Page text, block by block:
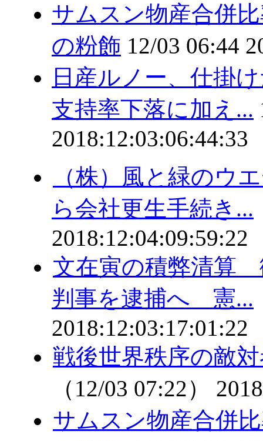
サムスン物産合併
の粉飾 12/03 06:44
日産ルノー、仕掛
支持率下落に加え...
2018:12:03:06:44:33
（株）風と緑のウ
ら会社更生手続き...
2018:12:04:09:59:22
文在寅の積弊清算
判事を逮捕へ 憲...
2018:12:03:17:01:22
戦後世界秩序の敵
（12/03 07:22）
サムスン物産合併